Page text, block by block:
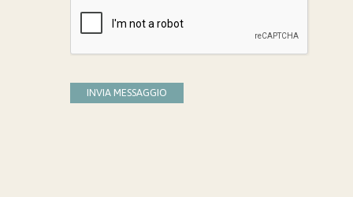
INVIA MESSAGGIO